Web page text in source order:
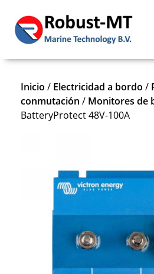
Inicio / Electricidad a bordo /
conmutación / Monitores de
BatteryProtect 48V-100A